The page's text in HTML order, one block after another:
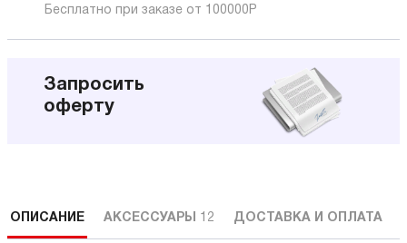
Бесплатно при заказе от 100000 Р
Запросить
оферту
ОПИСАНИЕ АКСЕССУАРЫ 12 ДОСТАВКА И ОПЛАТА